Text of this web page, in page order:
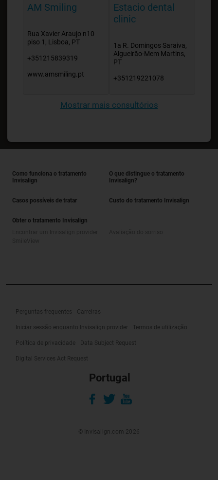
AM Smiling
Rua Xavier Araujo n10
piso 1, Lisboa, PT
+351215839319
www.amsmiling.pt
Estacio dental
clinic
1a R. Domingos Saraiva,
Algueirão-Mem Martins,
PT
+351219221078
Mostrar mais consultórios
Como funciona o tratamento
Invisalign
O que distingue o tratamento
Invisalign?
Casos possíveis de tratar Custo do tratamento Invisalign
Obter o tratamento Invisalign
Perguntas frequentes Carreiras
Iniciar sessão enquanto Invisalign provider Termos de utilização
Política de privacidade Data Subject Request
Digital Services Act Request
Portugal
© Invisalign.com 2026